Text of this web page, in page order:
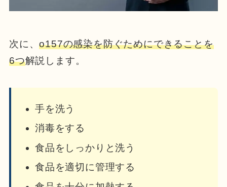
次に、o157の感染を防ぐためにできることを
6つ解説します。
手を洗う
消毒をする
食品をしっかりと洗う
食品を適切に管理する